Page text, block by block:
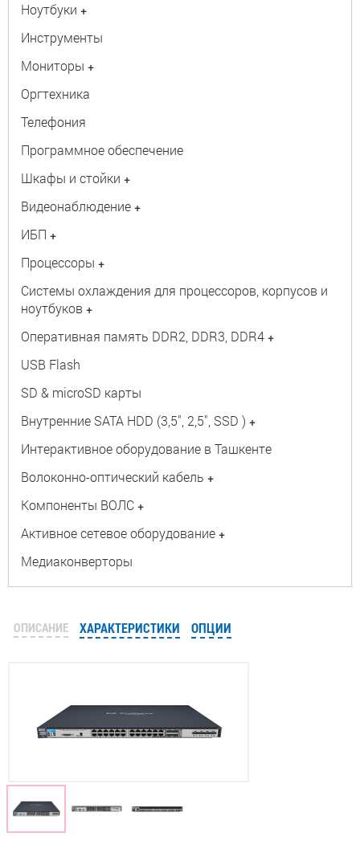
Ноутбуки +
Инструменты
Мониторы +
Оргтехника
Телефония
Программное обеспечение
Шкафы и стойки +
Видеонаблюдение +
ИБП +
Процессоры +
Системы охлаждения для процессоров, корпусов и
ноутбуков +
Оперативная память DDR2, DDR3, DDR4 +
USB Flash
SD & microSD карты
Внутренние SATA HDD (3,5", 2,5", SSD ) +
Интерактивное оборудование в Ташкенте
Волоконно-оптический кабель +
Компоненты ВОЛС +
Активное сетевое оборудование +
Медиаконверторы
ОПИСАНИЕ ХАРАКТЕРИСТИКИ ОПЦИИ